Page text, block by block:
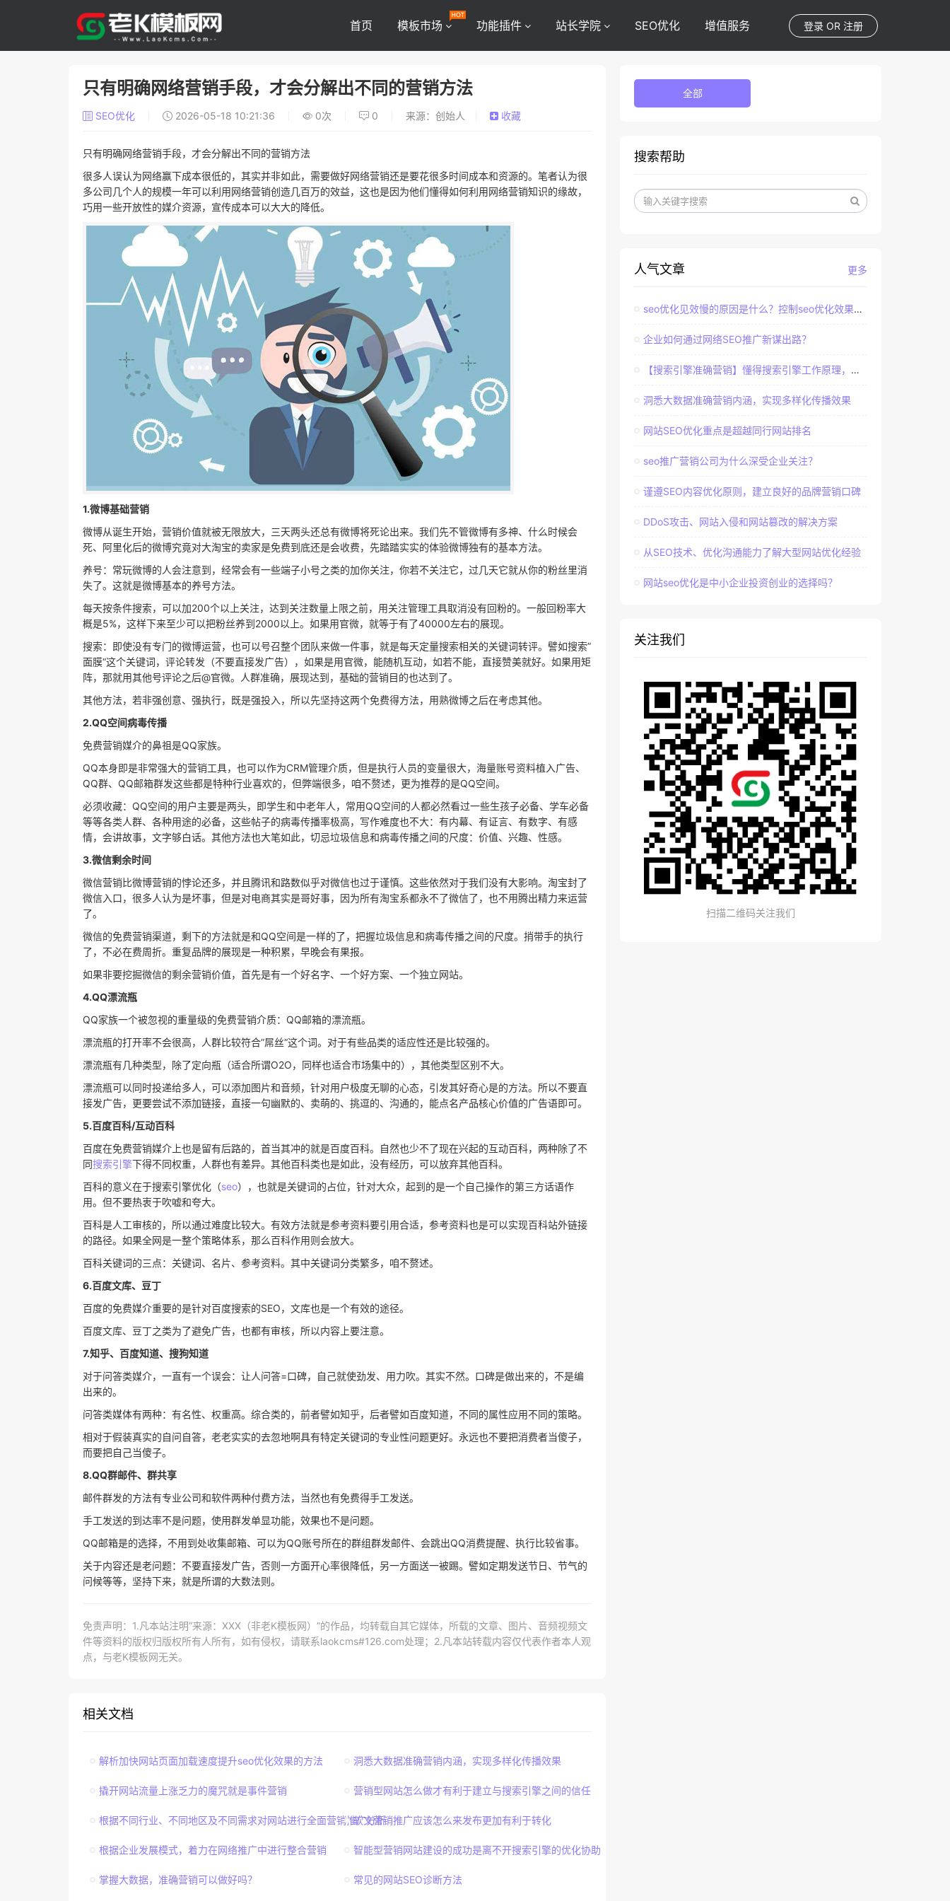
登录 OR 注册
首页 模板市场 功能插件 站长学院 SEO优化 增值服务
只有明确网络营销手段，才会分解出不同的营销方法
SEO优化 2026-05-18 10:21:36 0次 0 来源：创始人 收藏
只有明确网络营销手段，才会分解出不同的营销方法
很多人误认为网络赢下成本很低的，其实并非如此，需要做好网络营销还是要花很多时间成本和资源的。笔者认为很
多公司几个人的规模一年可以利用网络营销创造几百万的效益，这也是因为他们懂得如何利用网络营销知识的缘故，
巧用一些开放性的媒介资源，宣传成本可以大大的降低。
1.微博基础营销
微博从诞生开始，营销价值就被无限放大，三天两头还总有微博将死论出来。我们先不管微博有多神、什么时候会
死、阿里化后的微博究竟对大淘宝的卖家是免费到底还是会收费，先踏踏实实的体验微博独有的基本方法。
养号：常玩微博的人会注意到，经常会有一些端子小号之类的加你关注，你若不关注它，过几天它就从你的粉丝里消
失了。这就是微博基本的养号方法。
每天按条件搜索，可以加200个以上关注，达到关注数量上限之前，用关注管理工具取消没有回粉的。一般回粉率大
概是5%，这样下来至少可以把粉丝养到2000以上。如果用官微，就等于有了40000左右的展现。
搜索：即使没有专门的微博运营，也可以号召整个团队来做一件事，就是每天定量搜索相关的关键词转评。譬如搜索”
面膜“这个关键词，评论转发（不要直接发广告），如果是用官微，能随机互动，如若不能，直接赞美就好。如果用矩
阵，那就用其他号评论之后@官微。人群准确，展现达到，基础的营销目的也达到了。
其他方法，若非强创意、强执行，既是强投入，所以先坚持这两个免费得方法，用熟微博之后在考虑其他。
2.QQ空间病毒传播
免费营销媒介的鼻祖是QQ家族。
QQ本身即是非常强大的营销工具，也可以作为CRM管理介质，但是执行人员的变量很大，海量账号资料植入广告、
QQ群、QQ邮箱群发这些都是特种行业喜欢的，但弊端很多，咱不赘述，更为推荐的是QQ空间。
必须收藏：QQ空间的用户主要是两头，即学生和中老年人，常用QQ空间的人都必然看过一些生孩子必备、学车必备
等等各类人群、各种用途的必备，这些帖子的病毒传播率极高，写作难度也不大：有内幕、有证言、有数字、有感
情，会讲故事，文字够白话。其他方法也大笔如此，切忌垃圾信息和病毒传播之间的尺度：价值、兴趣、性感。
3.微信剩余时间
微信营销比微博营销的悖论还多，并且腾讯和路数似乎对微信也过于谨慎。这些依然对于我们没有大影响。淘宝封了
微信入口，很多人认为是坏事，但是对电商其实是哥好事，因为所有淘宝系都永不了微信了，也不用腾出精力来运营
了。
微信的免费营销渠道，剩下的方法就是和QQ空间是一样的了，把握垃圾信息和病毒传播之间的尺度。捎带手的执行
了，不必在费周折。重复品牌的展现是一种积累，早晚会有果报。
如果非要挖掘微信的剩余营销价值，首先是有一个好名字、一个好方案、一个独立网站。
4.QQ漂流瓶
QQ家族一个被忽视的重量级的免费营销介质：QQ邮箱的漂流瓶。
漂流瓶的打开率不会很高，人群比较符合”屌丝“这个词。对于有些品类的适应性还是比较强的。
漂流瓶有几种类型，除了定向瓶（适合所谓O2O，同样也适合市场集中的），其他类型区别不大。
漂流瓶可以同时投递给多人，可以添加图片和音频，针对用户极度无聊的心态，引发其好奇心是的方法。所以不要直
接发广告，更要尝试不添加链接，直接一句幽默的、卖萌的、挑逗的、沟通的，能点名产品核心价值的广告语即可。
5.百度百科/互动百科
百度在免费营销媒介上也是留有后路的，首当其冲的就是百度百科。自然也少不了现在兴起的互动百科，两种除了不
同搜索引擎下得不同权重，人群也有差异。其他百科类也是如此，没有经历，可以放弃其他百科。
百科的意义在于搜索引擎优化（seo），也就是关键词的占位，针对大众，起到的是一个自己操作的第三方话语作
用。但不要热衷于吹嘘和夸大。
百科是人工审核的，所以通过难度比较大。有效方法就是参考资料要引用合适，参考资料也是可以实现百科站外链接
的路径。如果全网是一整个策略体系，那么百科作用则会放大。
百科关键词的三点：关键词、名片、参考资料。其中关键词分类繁多，咱不赘述。
6.百度文库、豆丁
百度的免费媒介重要的是针对百度搜索的SEO，文库也是一个有效的途径。
百度文库、豆丁之类为了避免广告，也都有审核，所以内容上要注意。
7.知乎、百度知道、搜狗知道
对于问答类媒介，一直有一个误会：让人问答=口碑，自己就使劲发、用力吹。其实不然。口碑是做出来的，不是编
出来的。
问答类媒体有两种：有名性、权重高。综合类的，前者譬如知乎，后者譬如百度知道，不同的属性应用不同的策略。
相对于假装真实的自问自答，老老实实的去忽地啊具有特定关键词的专业性问题更好。永远也不要把消费者当傻子，
而要把自己当傻子。
8.QQ群邮件、群共享
邮件群发的方法有专业公司和软件两种付费方法，当然也有免费得手工发送。
手工发送的到达率不是问题，使用群发单显功能，效果也不是问题。
QQ邮箱是的选择，不用到处收集邮箱、可以为QQ账号所在的群组群发邮件、会跳出QQ消费提醒、执行比较省事。
关于内容还是老问题：不要直接发广告，否则一方面开心率很降低，另一方面送一被踢。譬如定期发送节日、节气的
问候等等，坚持下来，就是所谓的大数法则。
免责声明：1.凡本站注明“来源：XXX（非老K模板网）”的作品，均转载自其它媒体，所载的文章、图片、音频视频文
件等资料的版权归版权所有人所有，如有侵权，请联系laokcms#126.com处理；2.凡本站转载内容仅代表作者本人观
点，与老K模板网无关。
相关文档
解析加快网站页面加载速度提升seo优化效果的方法 洞悉大数据准确营销内涵，实现多样化传播效果
撬开网站流量上涨乏力的魔咒就是事件营销 营销型网站怎么做才有利于建立与搜索引擎之间的信任
根据不同行业、不同地区及不同需求对网站进行全面营销推广分析软文营销推广应该怎么来发布更加有利于转化
根据企业发展模式，着力在网络推广中进行整合营销 智能型营销网站建设的成功是离不开搜索引擎的优化协助
掌握大数据，准确营销可以做好吗？ 常见的网站SEO诊断方法
全部
搜索帮助
更多
人气文章
seo优化见效慢的原因是什么？控制seo优化效果的直接因素
企业如何通过网络SEO推广新谋出路？
【搜索引擎准确营销】懂得搜索引擎工作原理，建立准确客户群体
洞悉大数据准确营销内涵，实现多样化传播效果
网站SEO优化重点是超越同行网站排名
seo推广营销公司为什么深受企业关注？
谨遵SEO内容优化原则，建立良好的品牌营销口碑
DDoS攻击、网站入侵和网站篡改的解决方案
从SEO技术、优化沟通能力了解大型网站优化经验
网站seo优化是中小企业投资创业的选择吗？
关注我们
扫描二维码关注我们